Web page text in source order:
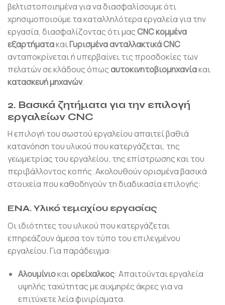
βελτιστοποιημένα για να διασφαλίσουμε ότι
χρησιμοποιούμε τα καταλληλότερα εργαλεία για την
εργασία, διασφαλίζοντας ότι μαςCNC κομμένα
εξαρτήματακαιΓυρισμένα ανταλλακτικά CNC
ανταποκρίνεται ή υπερβαίνει τις προσδοκίες των
πελατών σε κλάδους όπωςαυτοκινητοβιομηχανίακαι
κατασκευή μηχανών.
2. Βασικά ζητήματα για την επιλογή
εργαλείων CNC
Η επιλογή του σωστού εργαλείου απαιτεί βαθιά
κατανόηση του υλικού που κατεργάζεται, της
γεωμετρίας του εργαλείου, της επίστρωσης και του
περιβάλλοντος κοπής. Ακολουθούν ορισμένα βασικά
στοιχεία που καθοδηγούν τη διαδικασία επιλογής:
ΕΝΑ.Υλικό τεμαχίου εργασίας
Οι ιδιότητες του υλικού που κατεργάζεται
επηρεάζουν άμεσα τον τύπο του επιλεγμένου
εργαλείου. Για παράδειγμα:
Αλουμίνιοκαιορείχαλκος: Απαιτούνται εργαλεία
υψηλής ταχύτητας με αιχμηρές άκρες για να
επιτύχετε λεία φινιρίσματα.